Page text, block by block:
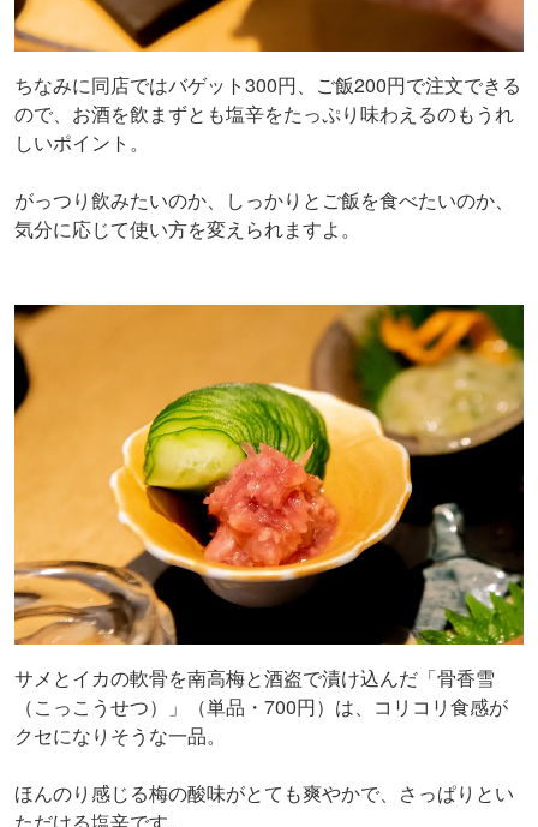
ちなみに同店ではバゲット300円、ご飯200円で注文できる
ので、お酒を飲まずとも塩辛をたっぷり味わえるのもうれ
しいポイント。
がっつり飲みたいのか、しっかりとご飯を食べたいのか、
気分に応じて使い方を変えられますよ。
サメとイカの軟骨を南高梅と酒盗で漬け込んだ「骨香雪
（こっこうせつ）」（単品・700円）は、コリコリ食感が
クセになりそうな一品。
ほんのり感じる梅の酸味がとても爽やかで、さっぱりとい